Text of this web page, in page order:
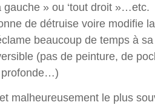
gauche » ou ‘tout droit »…etc.
de détruise voire modifie la
beaucoup de temps à
(pas de peinture, de
profonde…)
malheureusement le plus